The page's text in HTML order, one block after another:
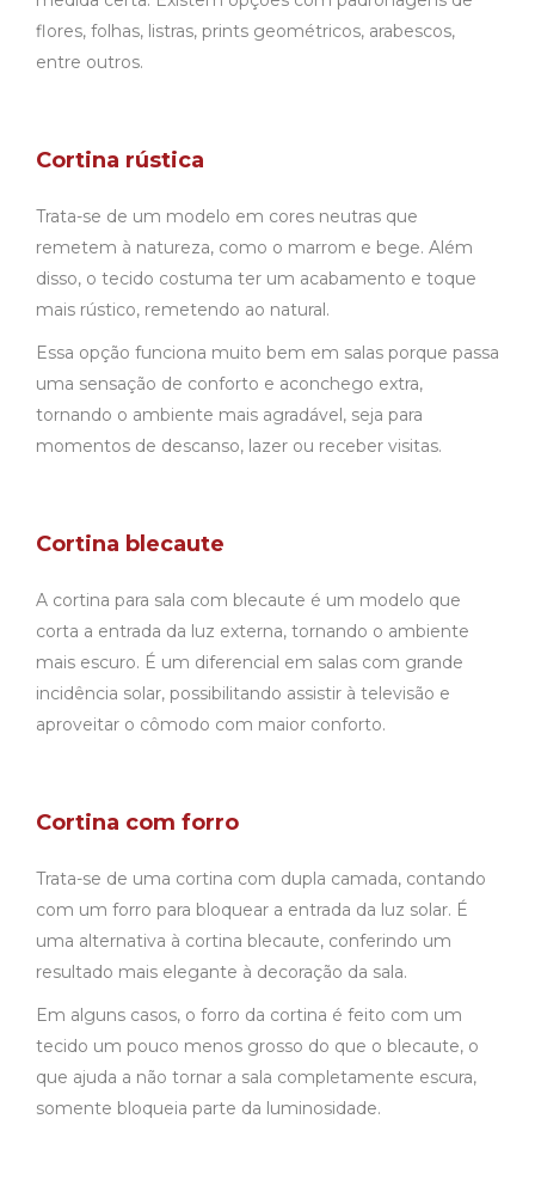
flores, folhas, listras, prints geométricos, arabescos,
entre outros.
Cortina rústica
Trata-se de um modelo em cores neutras que
remetem à natureza, como o marrom e bege. Além
disso, o tecido costuma ter um acabamento e toque
mais rústico, remetendo ao natural.
Essa opção funciona muito bem em salas porque passa
uma sensação de conforto e aconchego extra,
tornando o ambiente mais agradável, seja para
momentos de descanso, lazer ou receber visitas.
Cortina blecaute
A cortina para sala com blecaute é um modelo que
corta a entrada da luz externa, tornando o ambiente
mais escuro. É um diferencial em salas com grande
incidência solar, possibilitando assistir à televisão e
aproveitar o cômodo com maior conforto.
Cortina com forro
Trata-se de uma cortina com dupla camada, contando
com um forro para bloquear a entrada da luz solar. É
uma alternativa à cortina blecaute, conferindo um
resultado mais elegante à decoração da sala.
Em alguns casos, o forro da cortina é feito com um
tecido um pouco menos grosso do que o blecaute, o
que ajuda a não tornar a sala completamente escura,
somente bloqueia parte da luminosidade.